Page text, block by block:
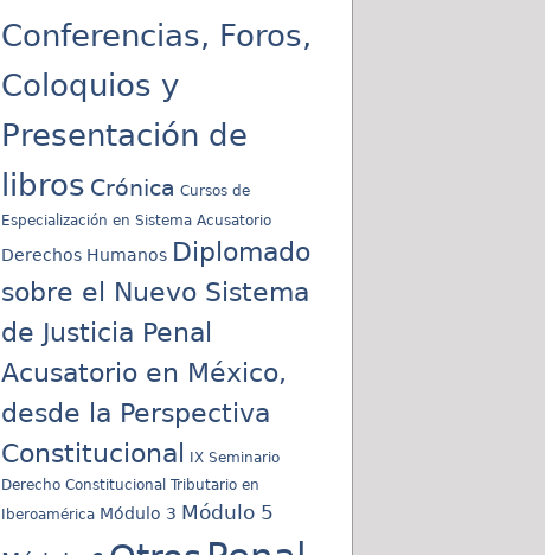
Conferencias, Foros,
Coloquios y
Presentación de
libros Crónica Cursos de
Especialización en Sistema Acusatorio
Derechos Humanos Diplomado
sobre el Nuevo Sistema
de Justicia Penal
Acusatorio en México,
desde la Perspectiva
Constitucional
IX Seminario
Derecho Constitucional Tributario en
Iberoamérica Módulo 3 Módulo 5